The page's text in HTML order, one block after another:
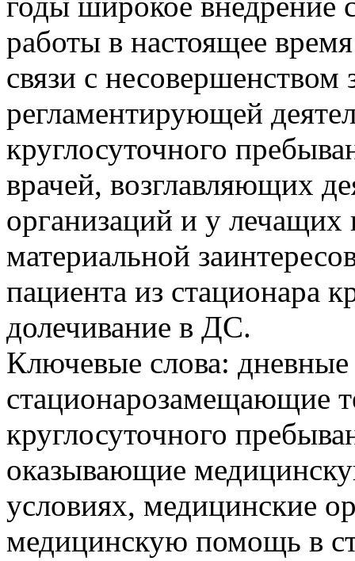
работы в настоящее
связи с несовершенством
регламентирующей
круглосуточного
врачей, возглавляющих
организаций и у
материальной
пациента из стационара
долечивание в ДС.
Ключевые слова:
стационарозамещающие
круглосуточного
оказывающие
условиях, медицинские
медицинскую помощь в